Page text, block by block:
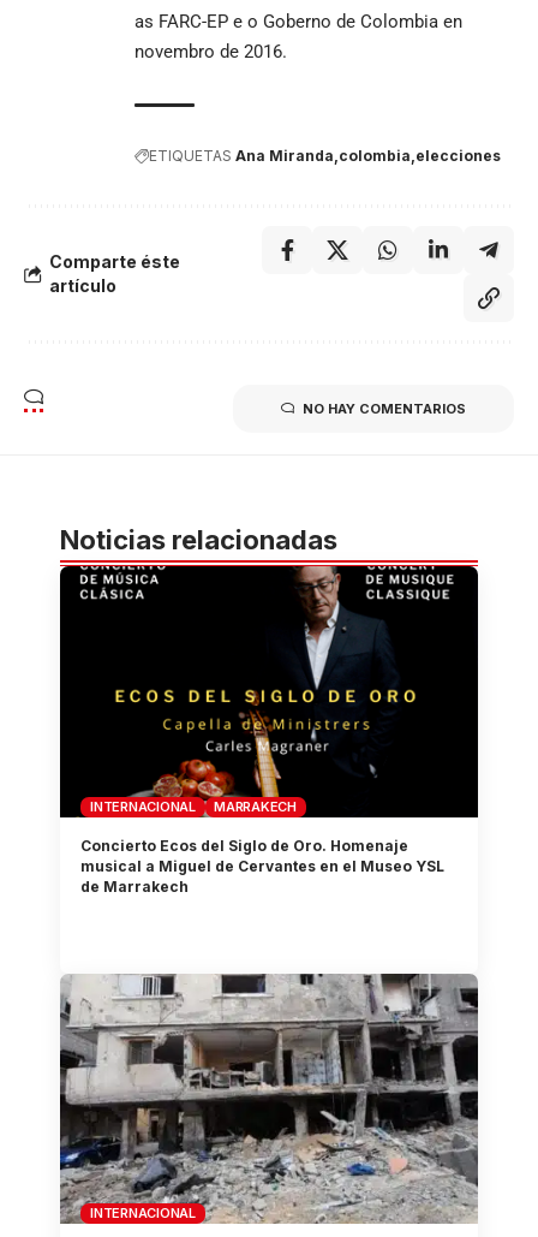
as FARC-EP e o Goberno de Colombia en
novembro de 2016.
ETIQUETAS Ana Miranda colombia elecciones
Comparte éste
artículo
NO HAY COMENTARIOS
Noticias relacionadas
INTERNACIONAL MARRAKECH
Concierto Ecos del Siglo de Oro. Homenaje
musical a Miguel de Cervantes en el Museo YSL
de Marrakech
INTERNACIONAL